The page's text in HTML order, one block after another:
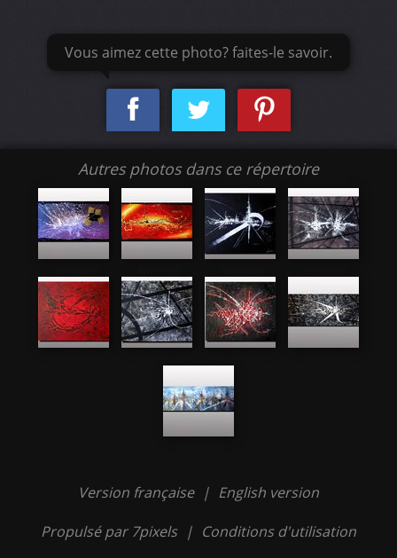
Vous aimez cette photo? faites-le savoir.
Autres photos dans ce répertoire
Version française | English version
Propulsé par 7pixels | Conditions d'utilisation